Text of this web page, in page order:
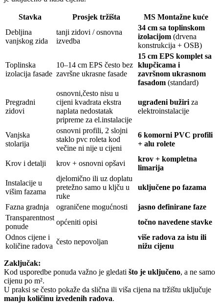
Stavka Prosjek tržišta
MS Montažne kuće
Debljina
vanjskog zida
tanji zidovi / osnovna
izvedba
34 cm sa toplinskom
izolacijom (drvena
konstrukcija + OSB)
Toplinska
izolacija fasade
10–14 cm EPS često bez
završne ukrasne fasade
15 cm EPS komplet sa
klupčicama i
završnom ukrasnom
fasadom (standard)
Pregradni
zidovi
osnovni,često nisu u
cijeni kvadrata ekstra
naplata nedostatak
pripreme za el.instalacije
ugrađeni bužiri za
elektroinstalacije
Vanjska
stolarija
osnovni profili, 2 slojni
staklo pvc roleta kod
večine ni nije u cijeni
6 komorni PVC profili
+ alu rolete
Krov i detalji krov + osnovni opšavi
krov + kompletna
limarija
Instalacije u
višim fazama
djelomično ili uz doplatu
pretežno samo u kljču u
ruke
uključene po fazama
Fazna gradnja ograničene mogućnosti
jasno definirane faze
Transparentnost
ponude
općeniti opisi
točno navedene stavke
Odnos cijene i
količine radova
često nepovoljan
više radova za istu ili
nižu cijenu
Zaključak:
Kod usporedbe ponuda važno je gledati što je uključeno, a ne samo
cijenu po m².
U praksi se često pokaže da slična ili viša cijena na tržištu uključuje
manju količinu izvedenih radova.